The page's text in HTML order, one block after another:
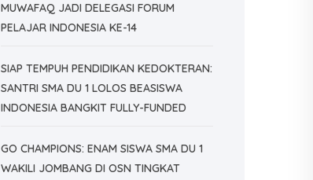
MUWAFAQ JADI DELEGASI FORUM
PELAJAR INDONESIA KE-14
SIAP TEMPUH PENDIDIKAN KEDOKTERAN:
SANTRI SMA DU 1 LOLOS BEASISWA
INDONESIA BANGKIT FULLY-FUNDED
GO CHAMPIONS: ENAM SISWA SMA DU 1
WAKILI JOMBANG DI OSN TINGKAT